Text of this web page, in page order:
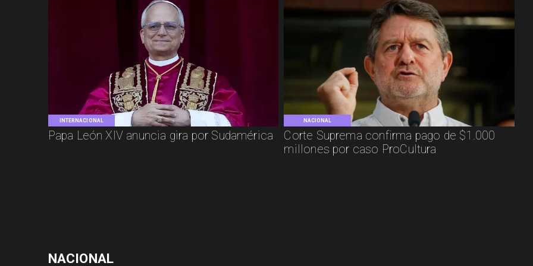
INTERNACIONAL
Papa León XIV anuncia gira por Sudamérica
NACIONAL
Corte Suprema confirma pago de $1.000
millones por caso ProCultura
NACIONAL